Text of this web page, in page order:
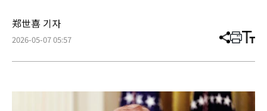
郑世喜 기자
2026-05-07 05:57 分
章
打 调
小